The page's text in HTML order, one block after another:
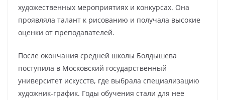
художественных мероприятиях и конкурсах. Она
проявляла талант к рисованию и получала высокие
оценки от преподавателей.
После окончания средней школы Болдышева
поступила в Московский государственный
университет искусств, где выбрала специализацию
художник-график. Годы обучения стали для нее